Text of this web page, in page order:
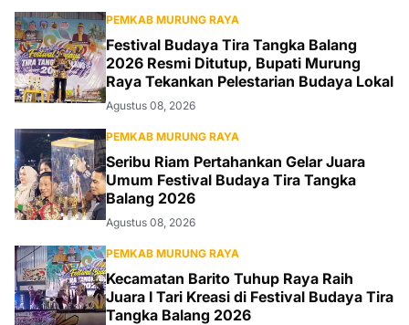
PEMKAB MURUNG RAYA
Festival Budaya Tira Tangka Balang
2026 Resmi Ditutup, Bupati Murung
Raya Tekankan Pelestarian Budaya Lokal
Agustus 08, 2026
PEMKAB MURUNG RAYA
Seribu Riam Pertahankan Gelar Juara
Umum Festival Budaya Tira Tangka
Balang 2026
Agustus 08, 2026
PEMKAB MURUNG RAYA
Kecamatan Barito Tuhup Raya Raih
Juara I Tari Kreasi di Festival Budaya Tira
Tangka Balang 2026